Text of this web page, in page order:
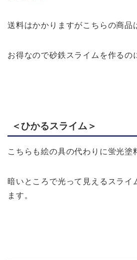
送料はかかりますがこちらの商品
お得なので砂鉄スライムを作るの
＜ひかるスライム＞
こちらも絵の具の代わりに蛍光塗
暗いところで光って見えるスライ
ます。